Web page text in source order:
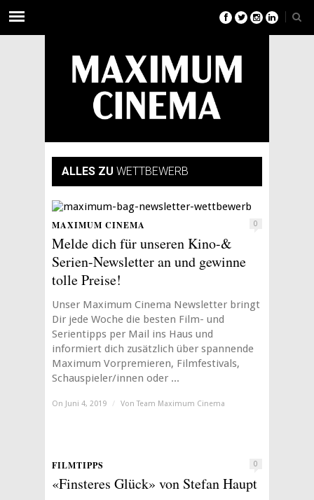
ALLES ZU WETTBEWERB
MAXIMUM CINEMA 0
Melde dich für unseren Kino-&
Serien-Newsletter an und gewinne
tolle Preise!
Unser Maximum Cinema Newsletter bringt
Dir jede Woche die besten Film- und
Serientipps per Mail ins Haus und
informiert dich zusätzlich über spannende
Maximum Vorpremieren, Filmfestivals,
Schauspieler/innen oder ...
On Juni 4, 2019 / VonTeam Maximum Cinema
FILMTIPPS 0
«Finsteres Glück» von Stefan Haupt